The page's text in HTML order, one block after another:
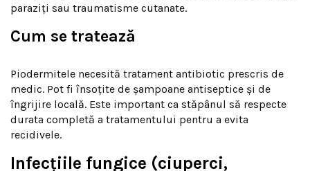
paraziți sau traumatisme cutanate.
Cum se tratează
Piodermitele necesită tratament antibiotic prescris de
medic. Pot fi însoțite de șampoane antiseptice și de
îngrijire locală. Este important ca stăpânul să respecte
durata completă a tratamentului pentru a evita
recidivele.
Infecțiile fungice (ciuperci,